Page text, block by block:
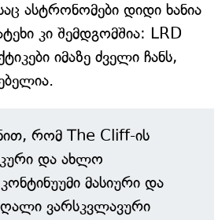
ასტრონომები დიდი ხანია
კი შემდგომშია: LRD
იმაზე ძველი ჩანს,
რომ The Cliff-ის
და ახლო
მასიური და
ვარსკვლავური